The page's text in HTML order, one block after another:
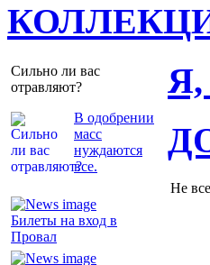
Сильно ли вас
отравляют?
В одобрении
масс
нуждаются
все.
Билеты на вход в
Провал
Не